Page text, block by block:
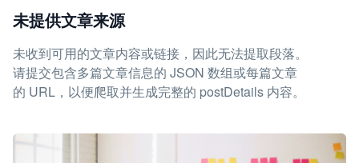
未提供文章来源
未收到可用的文章内容或链接，因此无法提取段落。
请提交包含多篇文章信息的 JSON 数组或每篇文章
的 URL，以便爬取并生成完整的 postDetails 内容。